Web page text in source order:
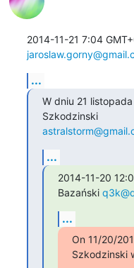
...
W dniu 21
Szkodzinski
...
2014-11-20
Bazański
...
On 11/20/
Szkodzinski